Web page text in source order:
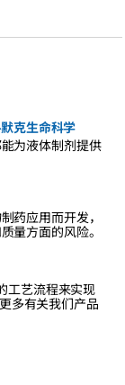
克生命科学
为液体制剂提供
药应用而开发，
量方面的风险。
工艺流程来实现
多有关我们产品